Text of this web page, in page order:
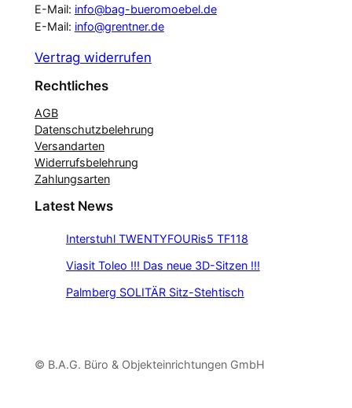
E-Mail: info@bag-bueromoebel.de
E-Mail: info@grentner.de
Vertrag widerrufen
Rechtliches
AGB
Datenschutzbelehrung
Versandarten
Widerrufsbelehrung
Zahlungsarten
Latest News
Interstuhl TWENTYFOURis5 TF118
Viasit Toleo !!! Das neue 3D-Sitzen !!!
Palmberg SOLITÄR Sitz-Stehtisch
© B.A.G. Büro & Objekteinrichtungen GmbH